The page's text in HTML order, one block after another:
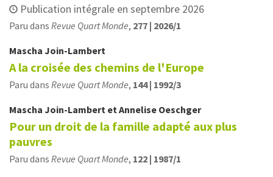
Publication intégrale en septembre 2026
Paru dans Revue Quart Monde, 277 | 2026/1
Mascha Join-Lambert
A la croisée des chemins de l'Europe
Paru dans Revue Quart Monde, 144 | 1992/3
Mascha Join-Lambert etAnnelise Oeschger
Pour un droit de la famille adapté aux plus
pauvres
Paru dans Revue Quart Monde, 122 | 1987/1